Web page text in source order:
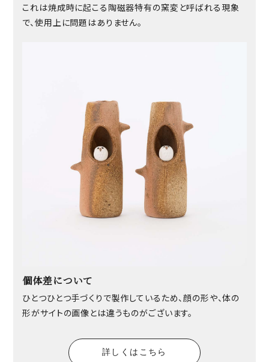
これは焼成時に起こる陶磁器特有の窯変と呼ばれる現象
で、使用上に問題はありません。
個体差について
ひとつひとつ手づくりで製作しているため、顔の形や、体の
形がサイトの画像とは違うものがございます。
詳しくはこちら